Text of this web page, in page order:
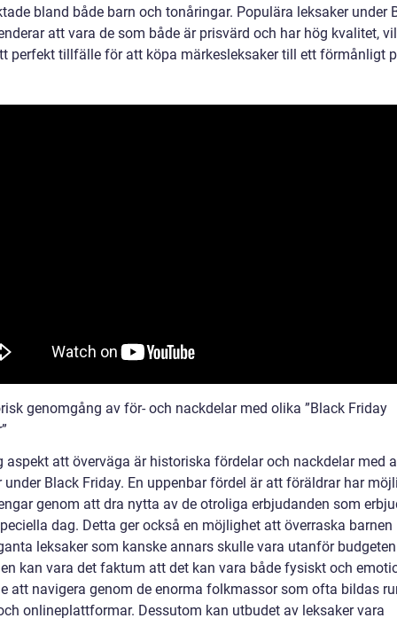
bland både barn och tonåringar. Populära leksaker under
att vara de som både är prisvärd och har hög kvalitet,
perfekt tillfälle för att köpa märkesleksaker till ett förmånligt
genomgång av för- och nackdelar med olika ”Black Friday
aspekt att överväga är historiska fördelar och nackdelar med
under Black Friday. En uppenbar fördel är att föräldrar har
genom att dra nytta av de otroliga erbjudanden som
dag. Detta ger också en möjlighet att överraska barnen
leksaker som kanske annars skulle vara utanför
kan vara det faktum att det kan vara både fysiskt och
att navigera genom de enorma folkmassor som ofta bildas
onlineplattformar. Dessutom kan utbudet av leksaker vara